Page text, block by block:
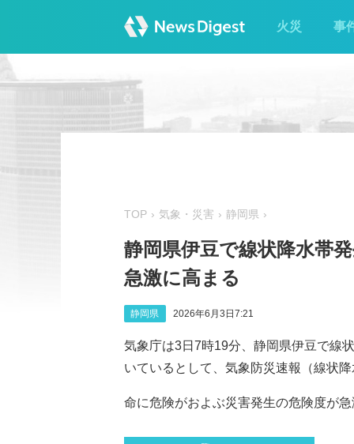
火災 事
TOP 気象・災害 静岡県
静岡県伊豆で線状降水帯
急激に高まる
静岡県 2026年6月3日7:21
気象庁は3日7時19分、静岡県伊豆で線
いているとして、気象防災速報（線状降
命に危険がおよぶ災害発生の危険度が